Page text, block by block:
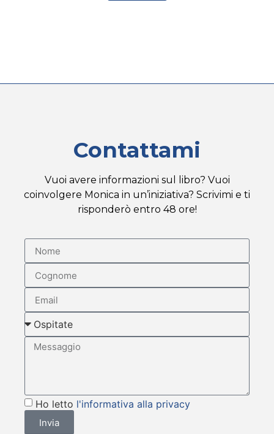
Contattami
Vuoi avere informazioni sul libro? Vuoi
coinvolgere Monica in un’iniziativa? Scrivimi e ti
risponderò entro 48 ore!
Ho letto l'informativa alla privacy
Invia